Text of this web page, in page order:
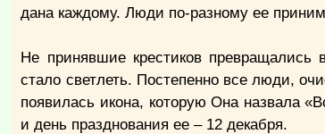
дана каждому. Люди по-разному ее
Не принявшие крестиков
стало светлеть. Постепенно все люди,
появилась икона, которую Она назвала
и день празднования ее – 12 декабря.